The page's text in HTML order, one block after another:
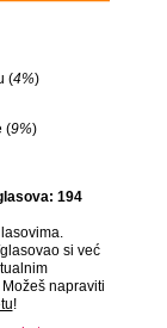
(4%)
(9%)
194
si već
napraviti
!